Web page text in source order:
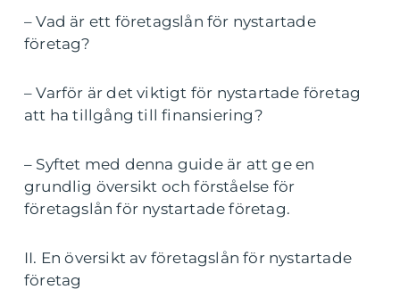
– Vad är ett företagslån för nystartade
företag?
– Varför är det viktigt för nystartade företag
att ha tillgång till finansiering?
– Syftet med denna guide är att ge en
grundlig översikt och förståelse för
företagslån för nystartade företag.
II. En översikt av företagslån för nystartade
företag